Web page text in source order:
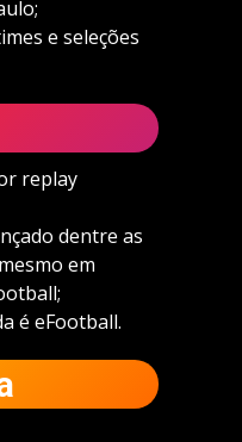
e seleções
replay
dentre as
em
é eFootball.